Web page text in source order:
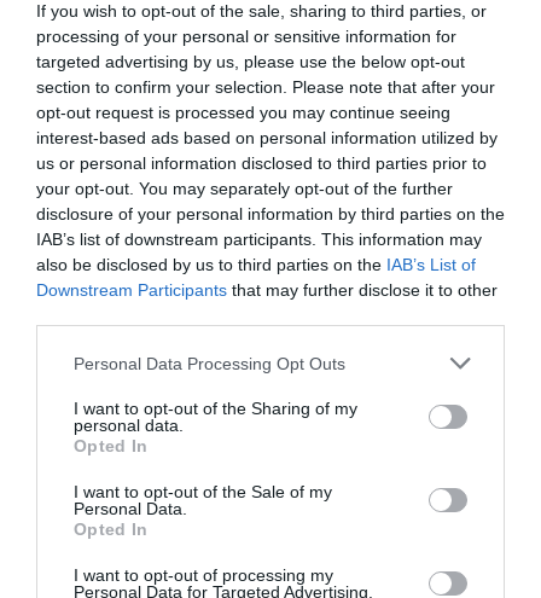
If you wish to opt-out of the sale, sharing to third parties, or
processing of your personal or sensitive information for
targeted advertising by us, please use the below opt-out
section to confirm your selection. Please note that after your
opt-out request is processed you may continue seeing
interest-based ads based on personal information utilized by
us or personal information disclosed to third parties prior to
your opt-out. You may separately opt-out of the further
disclosure of your personal information by third parties on the
IAB’s list of downstream participants. This information may
also be disclosed by us to third parties on the IAB’s List of
Downstream Participants that may further disclose it to other
Please note that this website/app uses one or more Google
not limited to your visit or usage behaviour. You may click to
grant or deny consent to Google and its third-party tags to
use your data for below specified purposes in below Google
consent section.
Personal Data Processing Opt Outs
I want to opt-out of the Sharing of my
personal data.
Opted In
I want to opt-out of the Sale of my
Personal Data.
Opted In
I want to opt-out of processing my
Personal Data for Targeted Advertising.
egyéni vállalkozó nav adatok változás